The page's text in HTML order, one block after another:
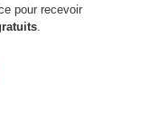
pour recevoir